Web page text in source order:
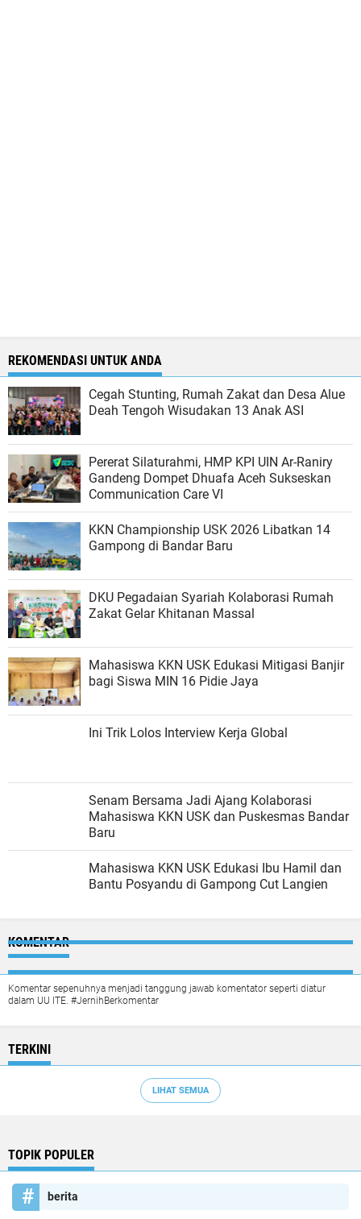
REKOMENDASI UNTUK ANDA
Cegah Stunting, Rumah Zakat dan Desa Alue
Deah Tengoh Wisudakan 13 Anak ASI
Pererat Silaturahmi, HMP KPI UIN Ar-Raniry
Gandeng Dompet Dhuafa Aceh Sukseskan
Communication Care VI
KKN Championship USK 2026 Libatkan 14
Gampong di Bandar Baru
DKU Pegadaian Syariah Kolaborasi Rumah
Zakat Gelar Khitanan Massal
Mahasiswa KKN USK Edukasi Mitigasi Banjir
bagi Siswa MIN 16 Pidie Jaya
Ini Trik Lolos Interview Kerja Global
Senam Bersama Jadi Ajang Kolaborasi
Mahasiswa KKN USK dan Puskesmas Bandar
Baru
Mahasiswa KKN USK Edukasi Ibu Hamil dan
Bantu Posyandu di Gampong Cut Langien
KOMENTAR
Komentar sepenuhnya menjadi tanggung jawab komentator seperti diatur
dalam UU ITE. #JernihBerkomentar
TERKINI
LIHAT SEMUA
TOPIK POPULER
berita